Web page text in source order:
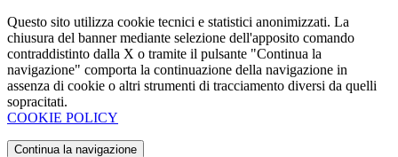
Questo sito utilizza cookie tecnici e statistici anonimizzati. La
chiusura del banner mediante selezione dell'apposito comando
contraddistinto dalla X o tramite il pulsante "Continua la
navigazione" comporta la continuazione della navigazione in
assenza di cookie o altri strumenti di tracciamento diversi da quelli
sopracitati.
COOKIE POLICY
Continua la navigazione